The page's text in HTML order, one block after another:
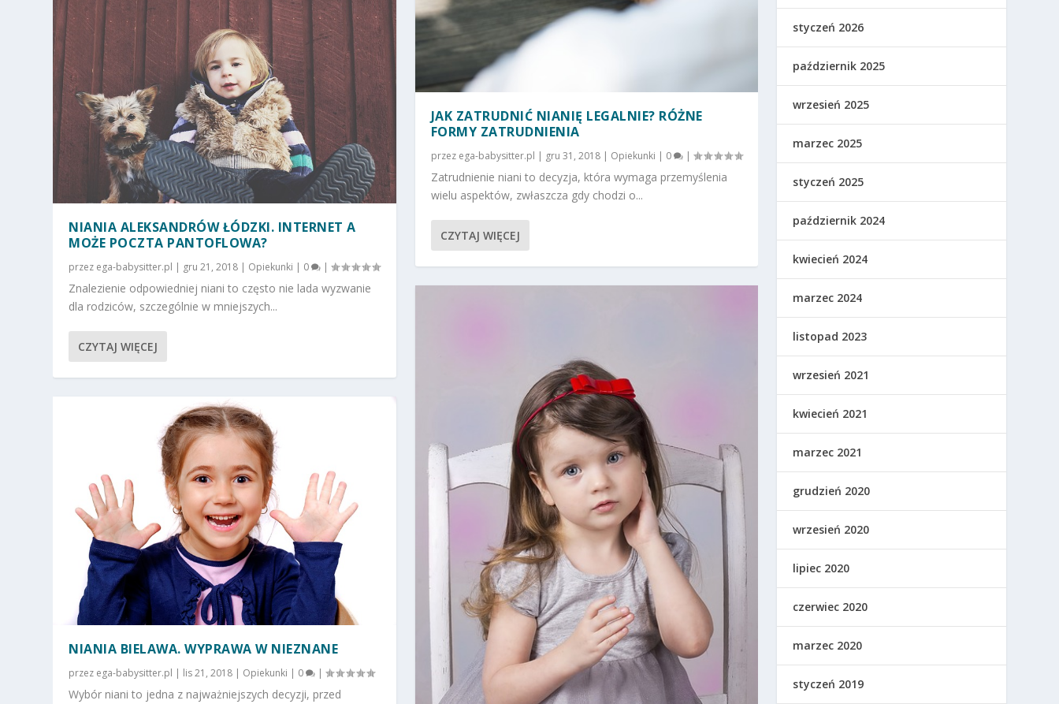
NIANIA ALEKSANDRÓW ŁÓDZKI. INTERNET A
MOŻE POCZTA PANTOFLOWA?
przez ega-babysitter.pl | gru 21, 2018 | Opiekunki | 0 |
Znalezienie odpowiedniej niani to często nie lada wyzwanie
dla rodziców, szczególnie w mniejszych...
CZYTAJ WIĘCEJ
NIANIA BIELAWA. WYPRAWA W NIEZNANE
przez ega-babysitter.pl | lis 21, 2018 | Opiekunki | 0 |
Wybór niani to jedna z najważniejszych decyzji, przed
JAK ZATRUDNIĆ NIANIĘ LEGALNIE? RÓŻNE
FORMY ZATRUDNIENIA
przez ega-babysitter.pl | gru 31, 2018| Opiekunki | 0 |
Zatrudnienie niani to decyzja, która wymaga przemyślenia
wielu aspektów, zwłaszcza gdy chodzi o...
CZYTAJ WIĘCEJ
styczeń 2026
październik 2025
wrzesień 2025
marzec 2025
styczeń 2025
październik 2024
kwiecień 2024
marzec 2024
listopad 2023
wrzesień 2021
kwiecień 2021
marzec 2021
grudzień 2020
wrzesień 2020
lipiec 2020
czerwiec 2020
marzec 2020
styczeń 2019